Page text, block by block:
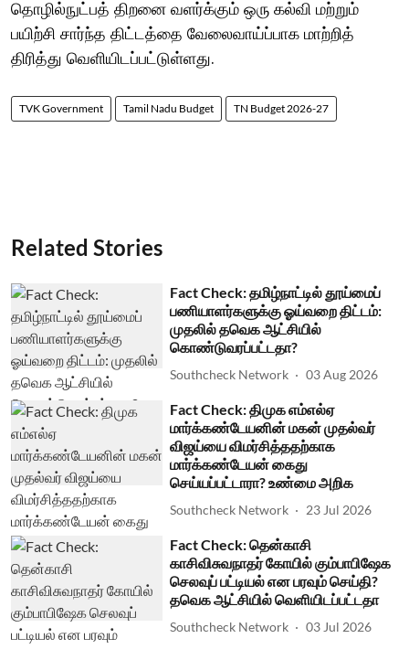
தொழில்நுட்பத் திறனை வளர்க்கும் ஒரு கல்வி மற்றும்
பயிற்சி சார்ந்த திட்டத்தை வேலைவாய்ப்பாக மாற்றித்
திரித்து வெளியிடப்பட்டுள்ளது.
TVK Government Tamil Nadu Budget TN Budget 2026-27
Related Stories
Fact Check: தமிழ்நாட்டில் தூய்மைப்
பணியாளர்களுக்கு ஓய்வறை திட்டம்:
முதலில் தவெக ஆட்சியில்
கொண்டுவரப்பட்டதா?
Southcheck Network 03 Aug 2026
Fact Check: திமுக எம்எல்ஏ
மார்க்கண்டேயனின் மகன் முதல்வர்
விஜய்யை விமர்சித்ததற்காக
மார்க்கண்டேயன் கைது
செய்யப்பட்டாரா? உண்மை அறிக
Southcheck Network 23 Jul 2026
Fact Check: தென்காசி
காசிவிசுவநாதர் கோயில் கும்பாபிஷேக
செலவுப் பட்டியல் என பரவும் செய்தி?
தவெக ஆட்சியில் வெளியிடப்பட்டதா
Southcheck Network 03 Jul 2026